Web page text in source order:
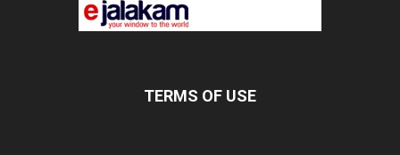
TERMS OF USE